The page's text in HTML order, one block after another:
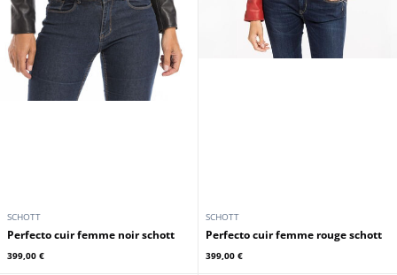
SCHOTT
Perfecto cuir femme noir schott
399,00 €
SCHOTT
Perfecto cuir femme rouge schott
399,00 €